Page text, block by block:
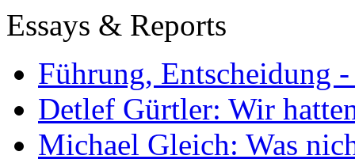
Essays & Reports
Führung, Entscheidung
Detlef Gürtler: Wir
Michael Gleich: Was